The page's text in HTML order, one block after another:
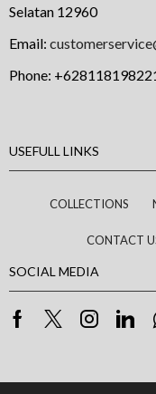
Selatan 12960
Email:
Phone:
USEFULL LINKS
COLLECTIONS
CONTACT
SOCIAL MEDIA